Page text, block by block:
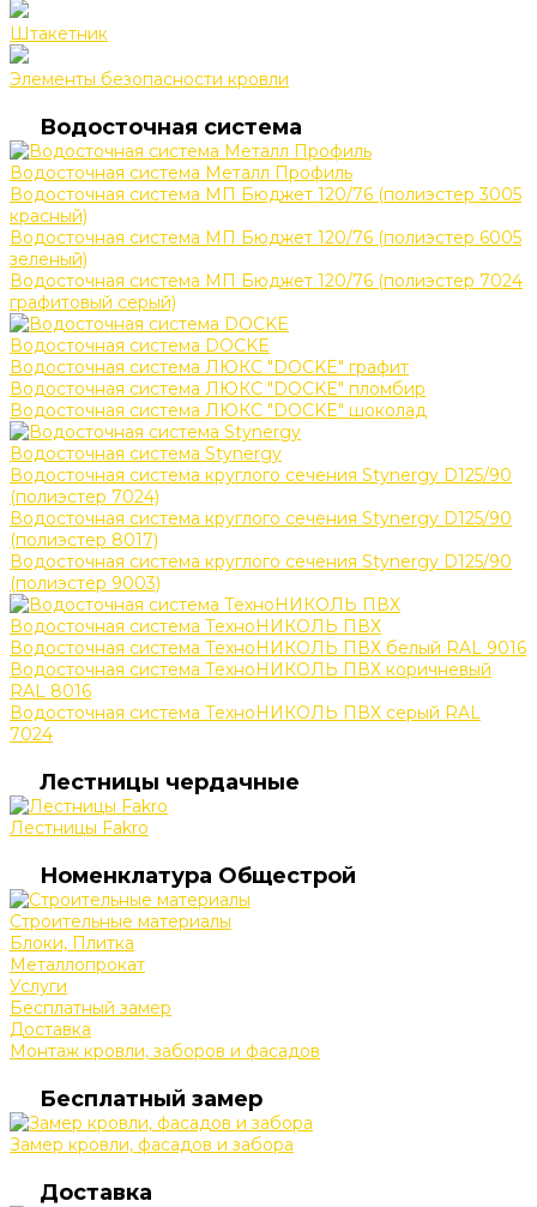
Штакетник
Элементы безопасности кровли
Водосточная система
Водосточная система Металл Профиль
Водосточная система МП Бюджет 120/76 (полиэстер 3005
красный)
Водосточная система МП Бюджет 120/76 (полиэстер 6005
зеленый)
Водосточная система МП Бюджет 120/76 (полиэстер 7024
графитовый серый)
Водосточная система DOCKE
Водосточная система ЛЮКС "DOCKE" графит
Водосточная система ЛЮКС "DOCKE" пломбир
Водосточная система ЛЮКС "DOCKE" шоколад
Водосточная система Stynergy
Водосточная система круглого сечения Stynergy D125/90
(полиэстер 7024)
Водосточная система круглого сечения Stynergy D125/90
(полиэстер 8017)
Водосточная система круглого сечения Stynergy D125/90
(полиэстер 9003)
Водосточная система ТехноНИКОЛЬ ПВХ
Водосточная система ТехноНИКОЛЬ ПВХ белый RAL 9016
Водосточная система ТехноНИКОЛЬ ПВХ коричневый
RAL 8016
Водосточная система ТехноНИКОЛЬ ПВХ серый RAL
7024
Лестницы чердачные
Лестницы Fakro
Номенклатура Общестрой
Строительные материалы
Блоки, Плитка
Металлопрокат
Услуги
Бесплатный замер
Доставка
Монтаж кровли, заборов и фасадов
Бесплатный замер
Замер кровли, фасадов и забора
Доставка